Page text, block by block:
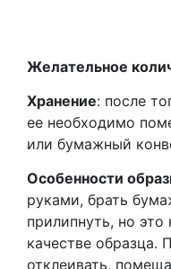
Желательное
Хранение: после
ее необходимо
или бумажный
Особенности
руками, брать
прилипнуть, но это
качестве
отклеивать,